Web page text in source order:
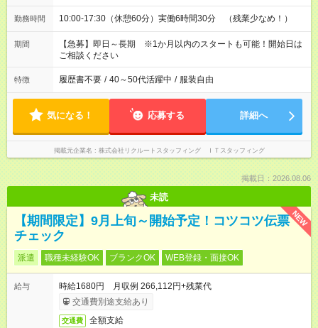
勤務時間 10:00-17:30（休憩60分）実働6時間30分 （残業少なめ！）
期間
【急募】即日～長期 ※1か月以内のスタートも可能！開始日は
ご相談ください
特徴 履歴書不要 / 40～50代活躍中 / 服装自由
気になる！ 応募する 詳細へ
掲載元企業名 株式会社リクルートスタッフィング ＩＴスタッフィング
掲載日：2026.08.06
未読
NEW
【期間限定】9月上旬～開始予定！コツコツ伝票
チェック
派遣 職種未経験OK ブランクOK WEB登録・面接OK
給与
時給1680円 月収例 266,112円+残業代
交通費別途支給あり
交通費 全額支給